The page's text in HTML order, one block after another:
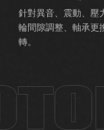
針對異音、震動、壓
輪間隙調整、軸承更
轉。